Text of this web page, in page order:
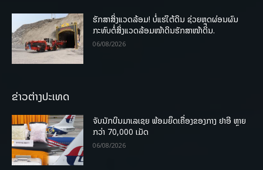
ຮັກສາສິ່ງແວດລ້ອມ! ບໍ່ແຮ່ໃຕ້ດິນ ຊ່ວຍຫຼຸດຜ່ອນຜົນ
ກະທົບຕໍ່ສິ່ງແວດລ້ອມໜ້າດິນຮັກສາໜ້າດິນ.
06/08/2026
ຂ່າວຕ່າງປະເທດ
ຈັບນັກບິນມາເລເຊຍ ພ້ອມຍຶດເຄື່ອງຂອງກາງ ຢາອີ ຫຼາຍ
ກວ່າ 70,000 ເມັດ
06/08/2026